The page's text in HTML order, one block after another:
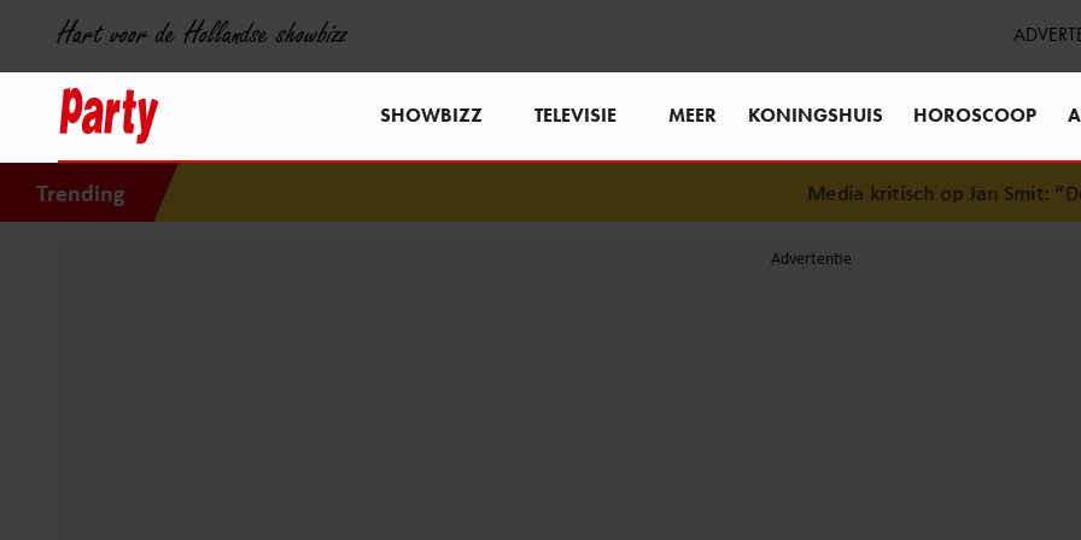
Hart voor de Hollandse showbizz
SHOWBIZZ TELEVISIE MEER KONINGSHUIS HOROSCOOP
Trending Media kritisch op Jan Smit: